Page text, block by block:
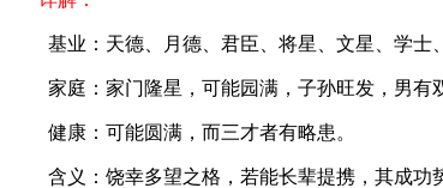
基业：天德、月德、君臣、将星、文星、学士
家庭：家门隆星，可能园满，子孙旺发，男有
健康：可能圆满，而三才者有略患。
含义：饶幸多望之格，若能长辈提携，其成功